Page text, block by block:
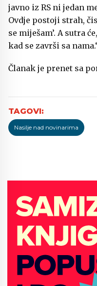
javno iz RS ni jedan
Ovdje postoji strah,
se miješam’. A sutra
kad se završi sa
Članak je prenet sa
Nasilje nad novinarima